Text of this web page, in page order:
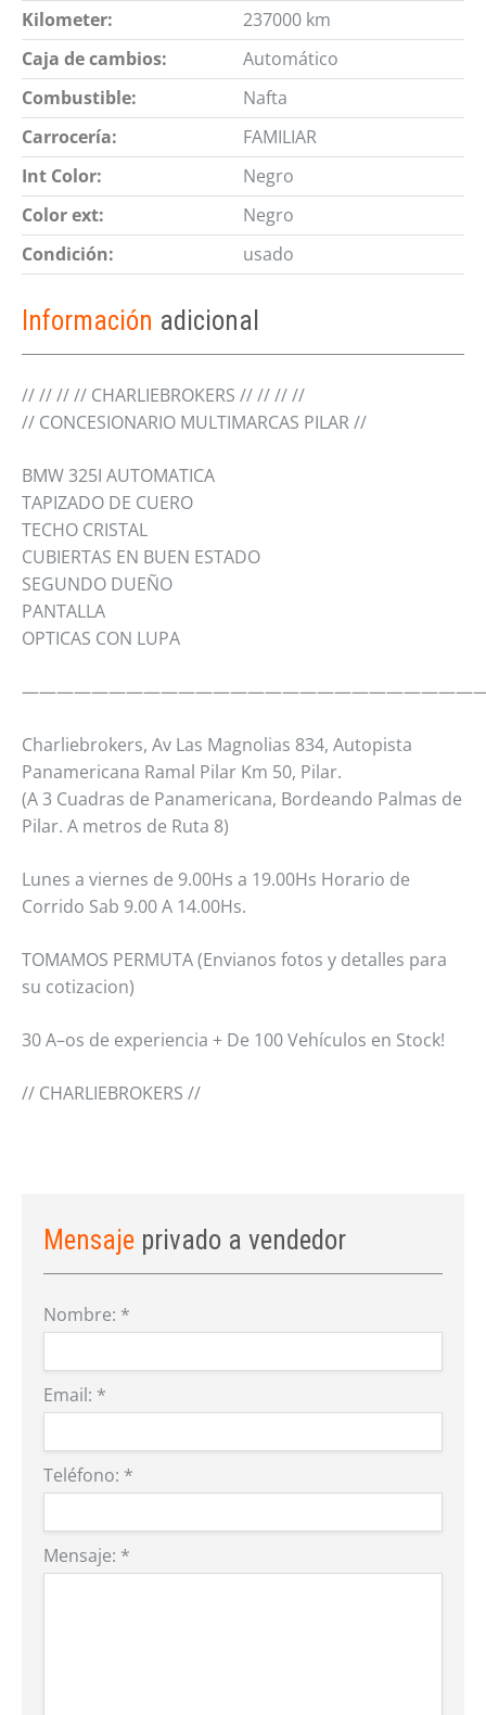
Kilometer:
237000 km
Caja de cambios:
Automático
Combustible:
Nafta
Carrocería:
FAMILIAR
Int Color:
Negro
Color ext:
Negro
Condición:
usado
Información adicional
// // // // CHARLIEBROKERS // // // //
// CONCESIONARIO MULTIMARCAS PILAR //
BMW 325I AUTOMATICA
TAPIZADO DE CUERO
TECHO CRISTAL
CUBIERTAS EN BUEN ESTADO
SEGUNDO DUEÑO
PANTALLA
OPTICAS CON LUPA
Charliebrokers, Av Las Magnolias 834, Autopista
Panamericana Ramal Pilar Km 50, Pilar.
(A 3 Cuadras de Panamericana, Bordeando Palmas de
Pilar. A metros de Ruta 8)
Lunes a viernes de 9.00Hs a 19.00Hs Horario de
Corrido Sab 9.00 A 14.00Hs.
TOMAMOS PERMUTA (Envianos fotos y detalles para
su cotizacion)
30 A–os de experiencia + De 100 Vehículos en Stock!
// CHARLIEBROKERS //
Mensaje privado a vendedor
Nombre: *
Email: *
Teléfono: *
Mensaje: *